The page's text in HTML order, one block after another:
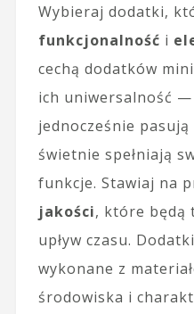
Wybieraj dodatki,
funkcjonalność i
cechą dodatków
ich uniwersalność
jednocześnie
świetnie spełniają
funkcje. Stawiaj na
jakości, które będą
upływ czasu.
wykonane z
środowiska i